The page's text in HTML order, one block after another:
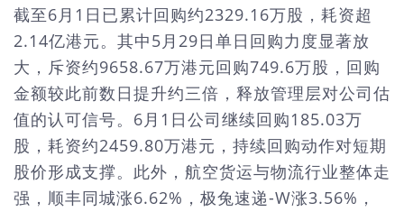
截至6月1日已累计回购约2329.16万股，耗资超
2.14亿港元。其中5月29日单日回购力度显著放
大，斥资约9658.67万港元回购749.6万股，回购
金额较此前数日提升约三倍，释放管理层对公司估
值的认可信号。6月1日公司继续回购185.03万
股，耗资约2459.80万港元，持续回购动作对短期
股价形成支撑。此外，航空货运与物流行业整体走
强，顺丰同城涨6.62%，极兔速递-W涨3.56%，